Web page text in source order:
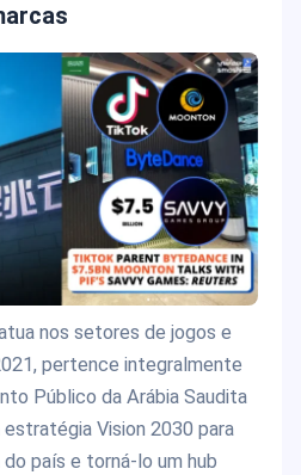
nos setores de jogos e
pertence integralmente
Público da Arábia Saudita
Vision 2030 para
país e torná-lo um hub